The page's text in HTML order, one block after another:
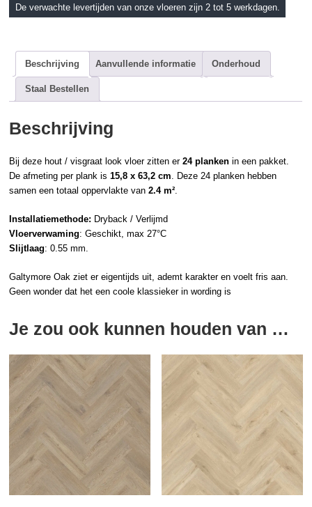
De verwachte levertijden van onze vloeren zijn 2 tot 5 werkdagen.
Beschrijving Aanvullende informatie Onderhoud
Staal Bestellen
Beschrijving
Bij deze hout / visgraat look vloer zitten er24 planken in een pakket.
De afmeting per plank is15,8 x 63,2 cm . Deze 24 planken hebben
samen een totaal oppervlakte van2.4 m²
Installatiemethode: Dryback / Verlijmd
Vloerverwaming: Geschikt, max 27°C
Slijtlaag: 0.55 mm.
Galtymore Oak ziet er eigentijds uit, ademt karakter en voelt fris aan.
Geen wonder dat het een coole klassieker in wording is
Je zou ook kunnen houden van …